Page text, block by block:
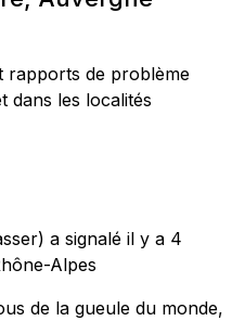
rapports de problème
dans les localités
a signalé il y a 4
Alpes
de la gueule du monde,